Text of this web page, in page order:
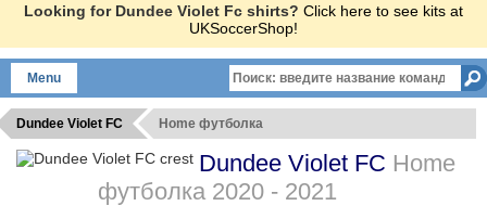
Looking for Dundee Violet Fc shirts? Click here to see kits at
UKSoccerShop!
Menu
Dundee Violet FC Home футболка
Dundee Violet FC Home
футболка 2020 - 2021